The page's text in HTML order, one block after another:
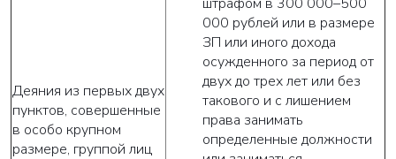
Деяния из первых двух
пунктов, совершенные
в особо крупном
размере, группой лиц
штрафом в 300 000–500
000 рублей или в размере
ЗП или иного дохода
осужденного за период от
двух до трех лет или без
такового и с лишением
права занимать
определенные должности